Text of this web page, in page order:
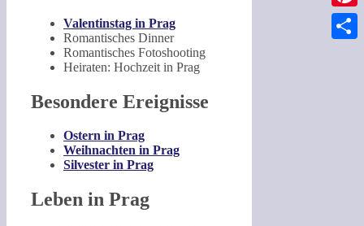
Valentinstag in Prag
Romantisches Dinner
Romantisches Fotoshooting
Heiraten: Hochzeit in Prag
Besondere Ereignisse
Ostern in Prag
Weihnachten in Prag
Silvester in Prag
Leben in Prag